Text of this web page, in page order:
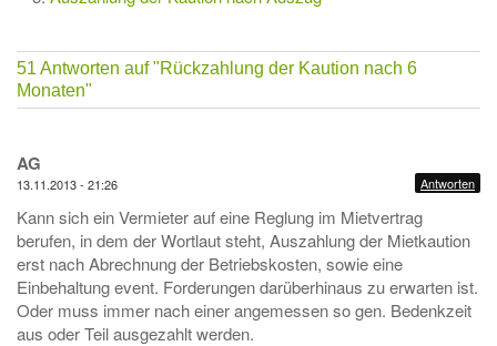
51 Antworten auf"Rückzahlung der Kaution nach 6
Monaten"
AG
13.11.2013 - 21:26 Antworten
Kann sich ein Vermieter auf eine Reglung im Mietvertrag
berufen, in dem der Wortlaut steht, Auszahlung der Mietkaution
erst nach Abrechnung der Betriebskosten, sowie eine
Einbehaltung event. Forderungen darüberhinaus zu erwarten ist.
Oder muss immer nach einer angemessen so gen. Bedenkzeit
aus oder Teil ausgezahlt werden.